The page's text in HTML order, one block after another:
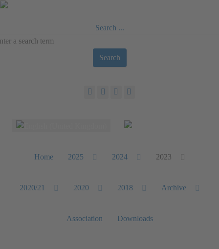
Search ...
Search
Select your language
Home 2025 2024 2023
2020/21 2020 2018 Archive
Association Downloads